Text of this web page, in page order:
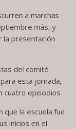
a marchas
más, y
la presentación
del comité
esta jornada,
cuatro episodios.
que la escuela fue
inicios en el